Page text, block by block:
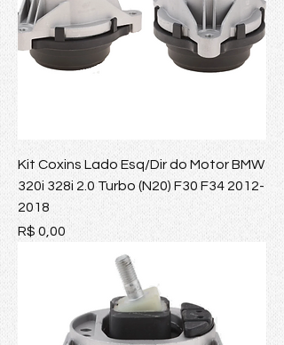
Kit Coxins Lado Esq/Dir do Motor BMW
320i 328i 2.0 Turbo (N20) F30 F34 2012-
2018
Preço
R$ 0,00